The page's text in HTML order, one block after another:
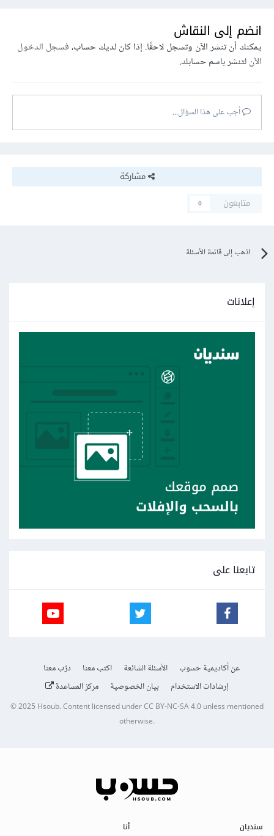
انضم إلى النقاش
يمكنك أن تنشر الآن وتسجل لاحقًا. إذا كان لديك حساب،فسجل الدخول
الآنلتنشر باسم حسابك.
أجب على هذا السؤال...
مشاركة
متابعون
0
اذهب إلى قائمة الأسئلة
إعلانات
تابعنا على
عن أكاديمية حسوب الأسئلة الشائعة اكتب معنا
درّب معنا
إرشادات الاستخدام
بيان الخصوصية مركز المساعدة
© 2025Hsoub.Content licensed underCC BY-NC-SA 4.0unless mentioned
otherwise.